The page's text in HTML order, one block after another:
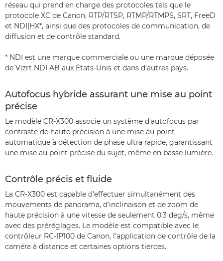
réseau qui prend en charge des protocoles tels que le
protocole XC de Canon, RTP/RTSP, RTMP/RTMPS, SRT, FreeD
et NDI|HX*, ainsi que des protocoles de communication, de
diffusion et de contrôle standard.
* NDI est une marque commerciale ou une marque déposée
de Vizrt NDI AB aux États-Unis et dans d'autres pays.
Autofocus hybride assurant une mise au point
précise
Le modèle CR-X300 associe un système d'autofocus par
contraste de haute précision à une mise au point
automatique à détection de phase ultra rapide, garantissant
une mise au point précise du sujet, même en basse lumière.
Contrôle précis et fluide
La CR-X300 est capable d'effectuer simultanément des
mouvements de panorama, d'inclinaison et de zoom de
haute précision à une vitesse de seulement 0,3 deg/s, même
avec des préréglages. Le modèle est compatible avec le
contrôleur RC-IP100 de Canon, l'application de contrôle de la
caméra à distance et certaines options tierces.